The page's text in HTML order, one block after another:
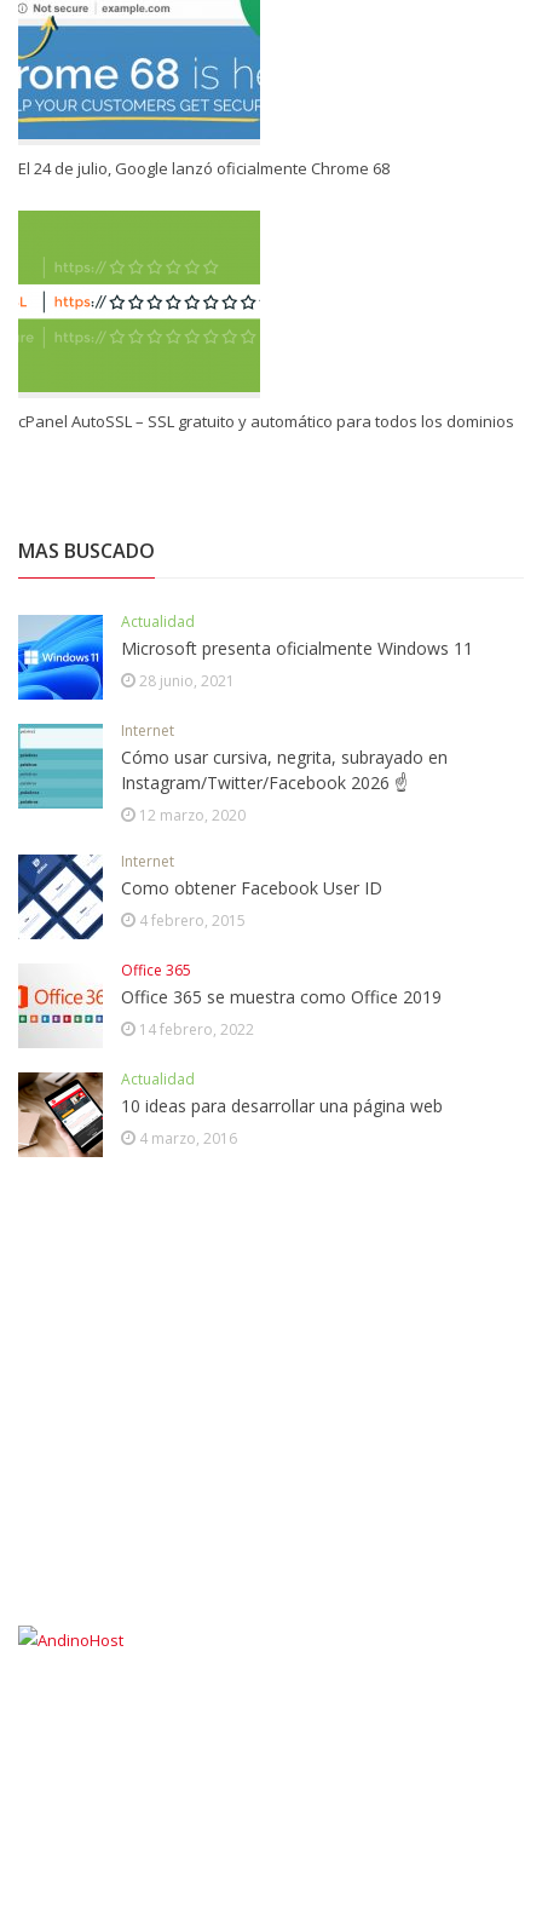
El 24 de julio, Google lanzó oficialmente Chrome 68
cPanel AutoSSL – SSL gratuito y automático para todos los dominios
MAS BUSCADO
Actualidad
Microsoft presenta oficialmente Windows 11
28 junio, 2021
Internet
Cómo usar cursiva, negrita, subrayado en
Instagram/Twitter/Facebook 2026 ☝
12 marzo, 2020
Internet
Como obtener Facebook User ID
4 febrero, 2015
Office 365
Office 365 se muestra como Office 2019
14 febrero, 2022
Actualidad
10 ideas para desarrollar una página web
4 marzo, 2016